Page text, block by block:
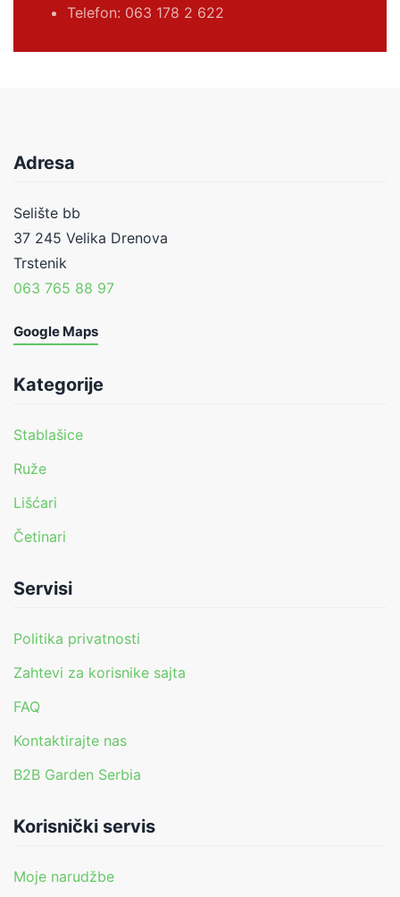
Telefon: 063 178 2 622
Adresa
Selište bb
37 245 Velika Drenova
Trstenik
063 765 88 97
Google Maps
Kategorije
Stablašice
Ruže
Lišćari
Četinari
Servisi
Politika privatnosti
Zahtevi za korisnike sajta
FAQ
Kontaktirajte nas
B2B Garden Serbia
Korisnički servis
Moje narudžbe